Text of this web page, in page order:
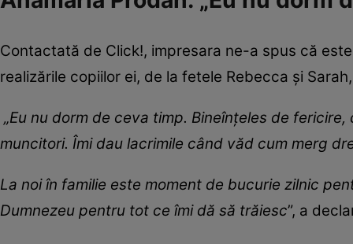
Contactată de Click!, impresara ne-a spus că
realizările copiilor ei, de la fetele Rebecca și
„Eu nu dorm de ceva timp. Bineînțeles de
muncitori. Îmi dau lacrimile când văd cum merg
La noi în familie este moment de bucurie zilnic
Dumnezeu pentru tot ce îmi dă să trăiesc”, a